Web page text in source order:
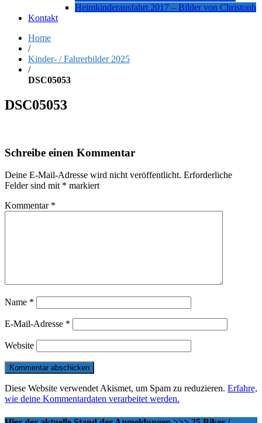
Heimkinderausfahrt 2017 – Bilder von Christoph
Kontakt
Home
/
Kinder- / Fahrerbilder 2025
/
DSC05053
DSC05053
Schreibe einen Kommentar
Deine E-Mail-Adresse wird nicht veröffentlicht. Erforderliche
Felder sind mit * markiert
Kommentar *
Name *
E-Mail-Adresse *
Website
Diese Website verwendet Akismet, um Spam zu reduzieren. Erfahre,
wie deine Kommentardaten verarbeitet werden.